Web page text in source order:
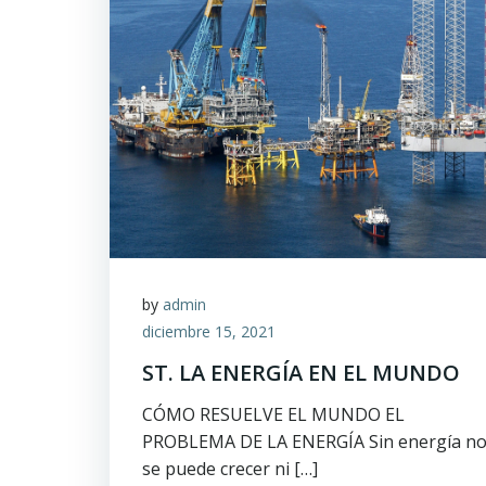
by admin
diciembre 15, 2021
ST. LA ENERGÍA EN EL MUNDO
CÓMO RESUELVE EL MUNDO EL
PROBLEMA DE LA ENERGÍA Sin energía no
se puede crecer ni […]